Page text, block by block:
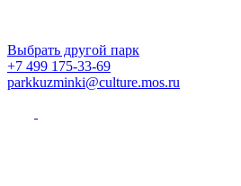
Выбрать другой парк
+7 499 175-33-69
parkkuzminki@culture.mos.ru